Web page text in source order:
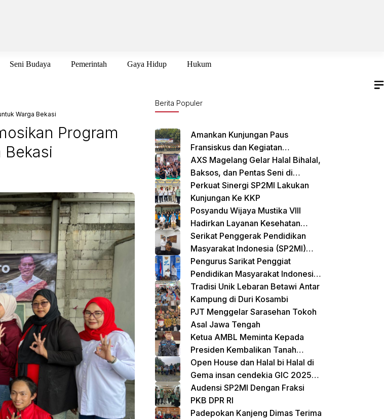
Seni Budaya Pemerintah Gaya Hidup Hukum
Warga Bekasi
Program
Bekasi
Berita Populer
Amankan Kunjungan Paus
Fransiskus dan Kegiatan
International Sustainability Forum
(ISF) 2024 TNI-Polri Gelar Apel
Pasukan Gabungan
AXS Magelang Gelar Halal Bihalal,
Baksos, dan Pentas Seni di
Cikarang Selatan
Perkuat Sinergi SP2MI Lakukan
Kunjungan Ke KKP
Posyandu Wijaya Mustika VIII
Hadirkan Layanan Kesehatan
Terpadu untuk Balita dan Lansia
Serikat Penggerak Pendidikan
Masyarakat Indonesia (SP2MI)
Mendukung Sekolah Rakyat yang
Digagas oleh Kemensos
Pengurus Sarikat Penggiat
Pendidikan Masyarakat Indonesia
(SP2MI) Bersama Nusadaya
Akademik Kunjungi Kementerian
BP2MI
Tradisi Unik Lebaran Betawi Antar
Kampung di Duri Kosambi
PJT Menggelar Sarasehan Tokoh
Asal Jawa Tengah
Ketua AMBL Meminta Kepada
Presiden Kembalikan Tanah
Register Kepada Suku Lampung
Open House dan Halal bi Halal di
Gema insan cendekia GIC 2025
Dimeriahkan Jalan Sehat dan
Bazar Kreatif
Audensi SP2MI Dengan Fraksi
PKB DPR RI
Padepokan Kanjeng Dimas Terima